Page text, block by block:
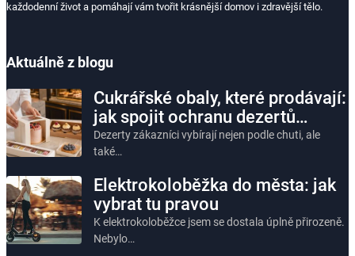
každodenní život a pomáhají vám tvořit krásnější domov i zdravější tělo.
Aktuálně z blogu
Cukrářské obaly, které prodávají:
jak spojit ochranu dezertů…
Dezerty zákazníci vybírají nejen podle chuti, ale
také…
Elektrokoloběžka do města: jak
vybrat tu pravou
K elektrokoloběžce jsem se dostala úplně přirozeně.
Nebylo…